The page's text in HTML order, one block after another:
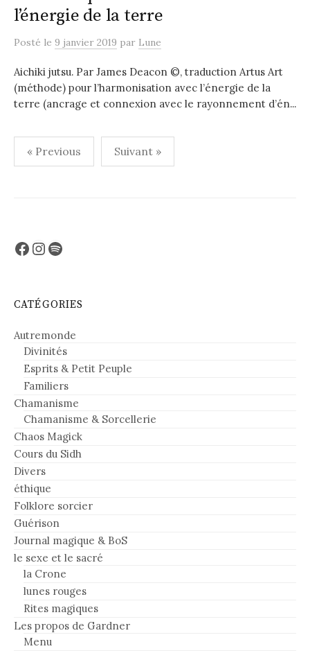
l’énergie de la terre
Posté le 9 janvier 2019 par Lune
Aichiki jutsu. Par James Deacon ©, traduction Artus Art
(méthode) pour l’harmonisation avec l’énergie de la
terre (ancrage et connexion avec le rayonnement d’én...
Pagination
des
« Previous Suivant »
Facebook
Instagram
Spotify
CATÉGORIES
Autremonde
Divinités
Esprits & Petit Peuple
Familiers
Chamanisme
Chamanisme & Sorcellerie
Chaos Magick
Cours du Sidh
Divers
éthique
Folklore sorcier
Guérison
Journal magique & BoS
le sexe et le sacré
la Crone
lunes rouges
Rites magiques
Les propos de Gardner
Menu